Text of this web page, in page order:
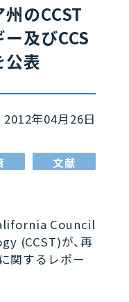
のCCST
及びCCS
公表
2012年04月26日
文献
Council
(CCST)が、再
関するレポー